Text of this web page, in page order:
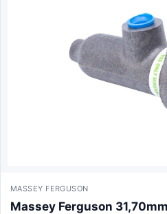
MASSEY FERGUSON
Massey Ferguson